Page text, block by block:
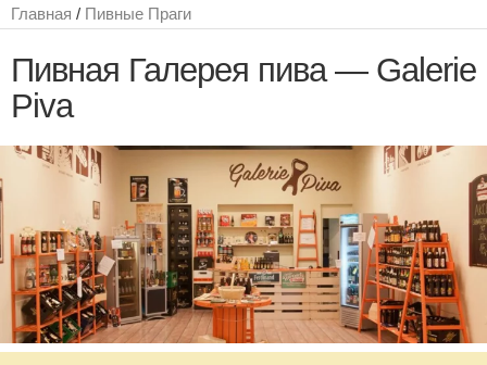
Главная / Пивные Праги
Пивная Галерея пива — Galerie
Piva